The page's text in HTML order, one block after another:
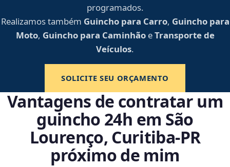
programados.
Realizamos também Guincho para Carro, Guincho para
Moto, Guincho para CaminhãoeTransporte de
Veículos.
SOLICITE SEU ORÇAMENTO
Vantagens de contratar um
guincho 24h em São
Lourenço, Curitiba‑PR
próximo de mim